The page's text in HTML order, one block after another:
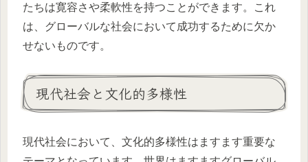
たちは寛容さや柔軟性を持つことができます。これ
は、グローバルな社会において成功するために欠か
せないものです。
現代社会と文化的多様性
現代社会において、文化的多様性はますます重要な